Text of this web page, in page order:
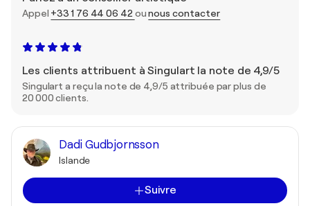
Appel +33 1 76 44 06 42ounous contacter
Les clients attribuent à Singulart la note de 4,9/5
Singulart a reçu la note de 4,9/5 attribuée par plus de
20 000 clients.
Dadi Gudbjornsson
Islande
Suivre